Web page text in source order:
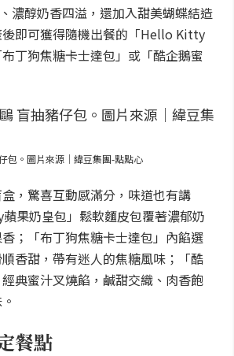
濃醇奶香四溢，還加入甜美蝴蝶結造
即可獲得隨機出餐的「Hello Kitty
丁狗焦糖卡士達包」或「酷企鵝蜜
包。圖片來源｜緯豆集團-點點心
，驚喜互動感滿分，味道也有講
果奶皇包」鬆軟麵皮包覆著濃郁奶
；「布丁狗焦糖卡士達包」內餡選
香甜，帶有迷人的焦糖風味；「酷
典蜜汁叉燒餡，鹹甜交織、肉香飽
餐點